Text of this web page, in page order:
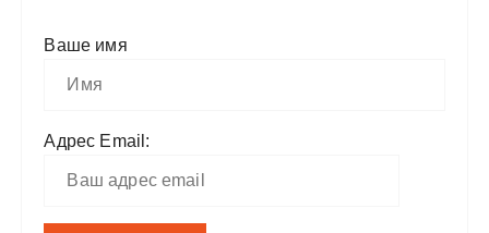
Ваше имя
Адрес Email: